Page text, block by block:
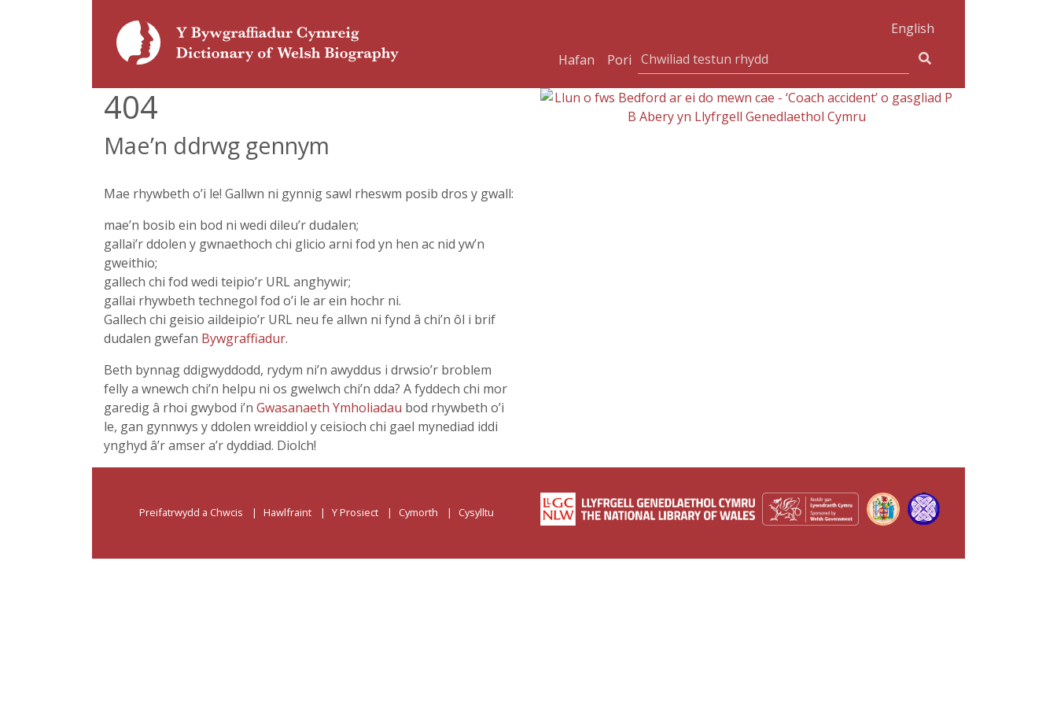
English
Hafan
Pori
404
Mae’n ddrwg gennym
Mae rhywbeth o’i le! Gallwn ni gynnig sawl rheswm posib dros y gwall:
mae’n bosib ein bod ni wedi dileu’r dudalen;
gallai’r ddolen y gwnaethoch chi glicio arni fod yn hen ac nid yw’n
gweithio;
gallech chi fod wedi teipio’r URL anghywir;
gallai rhywbeth technegol fod o’i le ar ein hochr ni.
Gallech chi geisio aildeipio’r URL neu fe allwn ni fynd â chi’n ôl i brif
dudalen gwefan Bywgraffiadur.
Beth bynnag ddigwyddodd, rydym ni’n awyddus i drwsio’r broblem
felly a wnewch chi’n helpu ni os gwelwch chi’n dda? A fyddech chi mor
garedig â rhoi gwybod i’n Gwasanaeth Ymholiadau bod rhywbeth o’i
le, gan gynnwys y ddolen wreiddiol y ceisioch chi gael mynediad iddi
ynghyd â’r amser a’r dyddiad. Diolch!
Preifatrwydd a Chwcis Hawlfraint Y Prosiect Cymorth Cysylltu